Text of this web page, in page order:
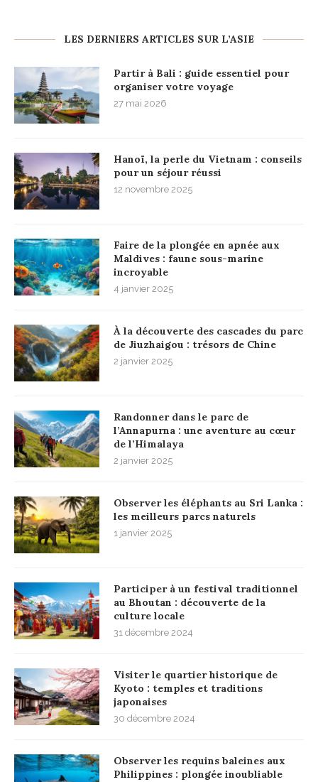
LES DERNIERS ARTICLES SUR L’ASIE
Partir à Bali : guide essentiel pour
organiser votre voyage
27 mai 2026
Hanoï, la perle du Vietnam : conseils
pour un séjour réussi
12 novembre 2025
Faire de la plongée en apnée aux
Maldives : faune sous-marine
incroyable
4 janvier 2025
À la découverte des cascades du parc
de Jiuzhaigou : trésors de Chine
2 janvier 2025
Randonner dans le parc de
l’Annapurna : une aventure au cœur
de l’Himalaya
2 janvier 2025
Observer les éléphants au Sri Lanka :
les meilleurs parcs naturels
1 janvier 2025
Participer à un festival traditionnel
au Bhoutan : découverte de la
culture locale
31 décembre 2024
Visiter le quartier historique de
Kyoto : temples et traditions
japonaises
30 décembre 2024
Observer les requins baleines aux
Philippines : plongée inoubliable